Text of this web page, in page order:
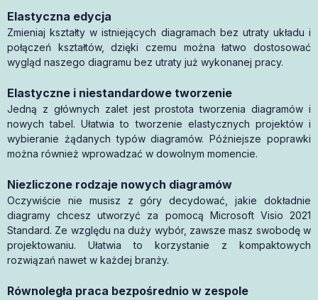
Elastyczna edycja
Zmieniaj kształty w istniejących diagramach bez utraty układu i
połączeń kształtów, dzięki czemu można łatwo dostosować
wygląd naszego diagramu bez utraty już wykonanej pracy.
Elastyczne i niestandardowe tworzenie
Jedną z głównych zalet jest prostota tworzenia diagramów i
nowych tabel. Ułatwia to tworzenie elastycznych projektów i
wybieranie żądanych typów diagramów. Późniejsze poprawki
można również wprowadzać w dowolnym momencie.
Niezliczone rodzaje nowych diagramów
Oczywiście nie musisz z góry decydować, jakie dokładnie
diagramy chcesz utworzyć za pomocą Microsoft Visio 2021
Standard. Ze względu na duży wybór, zawsze masz swobodę w
projektowaniu. Ułatwia to korzystanie z kompaktowych
rozwiązań nawet w każdej branży.
Równoległa praca bezpośrednio w zespole